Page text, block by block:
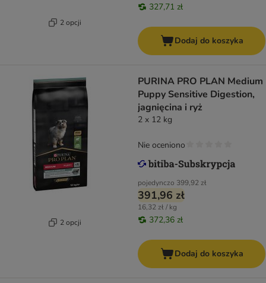
2 opcji
327,71 zł
Dodaj do koszyka
2 opcji
PURINA PRO PLAN Medium
Puppy Sensitive Digestion,
jagnięcina i ryż
2 x 12 kg
pojedynczo 399,92 zł
391,96 zł
16,32 zł / kg
372,36 zł
Nie oceniono
Dodaj do koszyka